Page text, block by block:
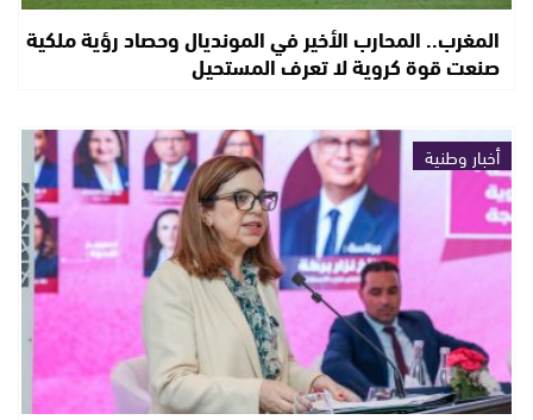
المغرب.. المحارب الأخير في المونديال وحصاد رؤية ملكية
صنعت قوة كروية لا تعرف المستحيل
أخبار وطنية